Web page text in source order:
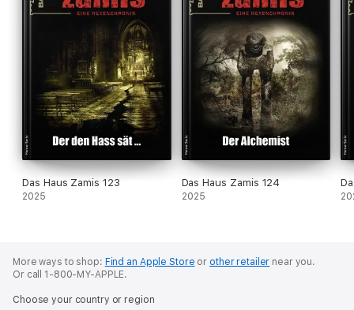
Das Haus Zamis 123
2025
Das Haus Zamis 124
2025
More ways to shop: Find an Apple Store or other retailer near you.
Or call 1-800-MY-APPLE.
Choose your country or region